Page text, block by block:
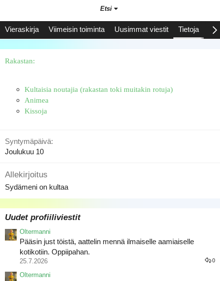
Etsi
Vieraskirja Viimeisin toiminta Uusimmat viestit Tietoja
Rakastan:
Kultaisia noutajia (rakastan toki muitakin rotuja)
Animea
Kissoja
Syntymäpäivä
Joulukuu 10
Allekirjoitus
Sydämeni on kultaa
Uudet profiiliviestit
Oltermanni
Pääsin just töistä, aattelin mennä ilmaiselle aamiaiselle
kotikotiin. Oppiipahan.
25.7.2026 0
Oltermanni